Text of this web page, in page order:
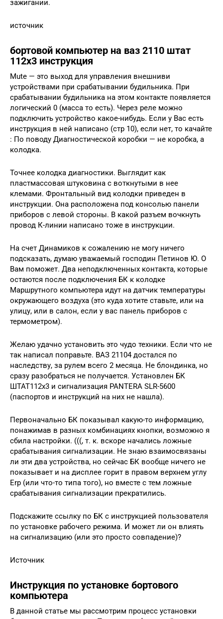
зажигании.
источник
бортовой компьютер на ваз 2110 штат
112х3 инструкция
Mute — это выход для управления внешниви
устройствами при срабатывании будильника. При
срабатывании будильника на этом контакте появляется
логический 0 (масса то есть). Через реле можно
подключить устройство какое-нибудь. Если у Вас есть
инструкция в ней написано (стр 10), если нет, то качайте
: По поводу Диагностической коробки — не коробка, а
колодка.
Точнее колодка диагностики. Выглядит как
пластмассовая штуковина с воткнутыми в нее
клемами. Фронтальный вид колодки приведен в
инструкции. Она расположена под консолью панели
приборов с левой стороны. В какой разъем вочкнуть
провод К-линии написано тоже в инструкции.
На счет Динамиков к сожалению не могу ничего
подсказать, думаю уважаемый господин Петинов Ю. О
Вам поможет. Два неподключенных контакта, которые
остаются после подключения БК к колодке
Маршрутного компьютера идут на датчик температуры
окружающего воздуха (это куда хотите ставьте, или на
улицу, или в салон, если у вас панель приборов с
термометром).
Желаю удачно установить это чудо техники. Если что не
так написал поправьте. ВАЗ 21104 достался по
наследству, за рулем всего 2 месяца. Не блондинка, но
сразу разобраться не получается. Установлен БК
ШТАТ112х3 и сигнализация PANTERA SLR-5600
(паспортов и инструкций на них не нашла).
Первоначально БК показывал какую-то информацию,
понажимав в разных комбинациях кнопки, возможно я
сбила настройки. (((, т. к. вскоре начались ложные
срабатывания сигнализации. Не знаю взаимосвязаны
ли эти два устройства, но сейчас БК вообще ничего не
показывает и на дисплее горит в правом верхнем углу
Erp (или что-то типа того), но вместе с тем ложные
срабатывания сигнализации прекратились.
Подскажите ссылку по БК с инструкцией пользователя
по установке рабочего режима. И может ли он влиять
на сигнализацию (или это просто совпадение)?
Источник
Инструкция по установке бортового
компьютера
В данной статье мы рассмотрим процесс установки